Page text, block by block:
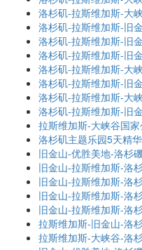
洛杉矶-拉斯维加斯-大
洛杉矶-拉斯维加斯-旧
洛杉矶-拉斯维加斯-旧
洛杉矶-拉斯维加斯-旧
洛杉矶-拉斯维加斯-大
洛杉矶-拉斯维加斯-旧
洛杉矶-拉斯维加斯-大
洛杉矶-拉斯维加斯-旧
拉斯维加斯-大峡谷国
洛杉矶主题乐园5天精
旧金山-优胜美地-洛杉
旧金山-拉斯维加斯-洛
旧金山-拉斯维加斯-洛
旧金山-拉斯维加斯-洛
旧金山-拉斯维加斯-洛
拉斯维加斯-旧金山-洛
拉斯维加斯-大峡谷-洛